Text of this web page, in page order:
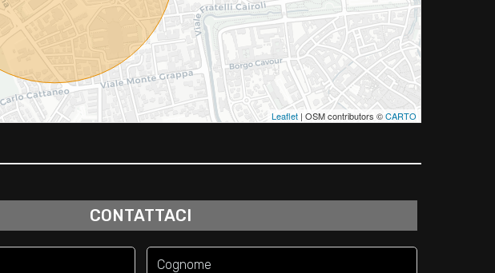
Leaflet| OSM contributors ©CARTO
CONTATTACI
Cognome